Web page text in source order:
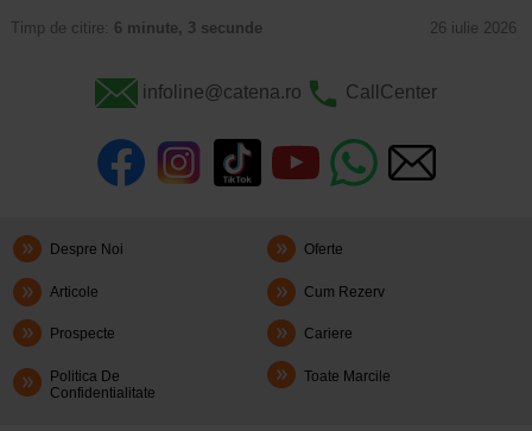
Timp de citire: 6 minute, 3 secunde 26 iulie 2026
infoline@catena.ro CallCenter
Despre Noi Oferte
Articole Cum Rezerv
Prospecte Cariere
Politica De
Confidentialitate
Toate Marcile